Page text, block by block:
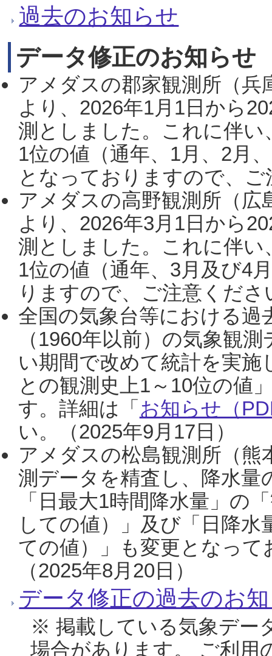
過去のお知らせ
データ修正のお知らせ
アメダスの郡家観測所（
より、2026年1月1日から
測としました。これに伴い
1位の値（通年、1月、2月
となっておりますので、
アメダスの高野観測所（
より、2026年3月1日から
測としました。これに伴い
1位の値（通年、3月及び4
りますので、ご注意くだ
全国の気象台等における過
（1960年以前）の気象観
い期間で改めて統計を実
との観測史上1～10位の値
す。詳細は「 お知らせ（
い。（2025年9月17日）
アメダスの松島観測所（熊
測データを精査し、降水
「日最大1時間降水量」の
しての値）」及び「日降
ての値）」も変更となっ
（2025年8月20日）
データ修正の過去のお
※ 掲載している気象デー
場合があります。 ご利用